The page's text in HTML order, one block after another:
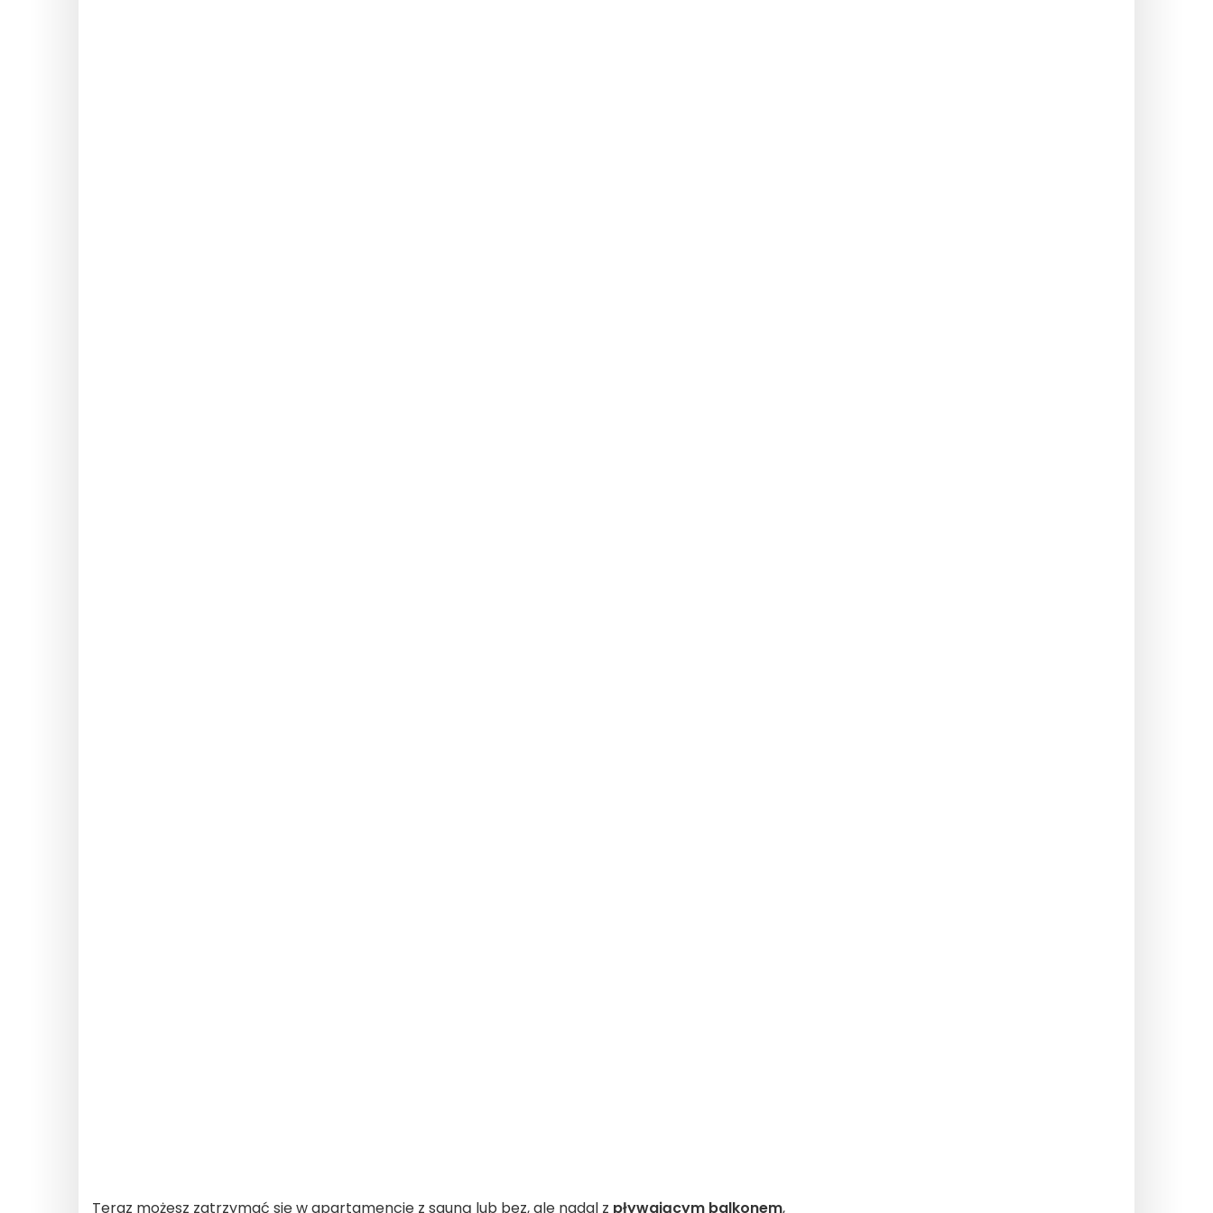
Teraz możesz zatrzymać się w apartamencie z sauną lub bez, ale nadal z pływającym balkonem,